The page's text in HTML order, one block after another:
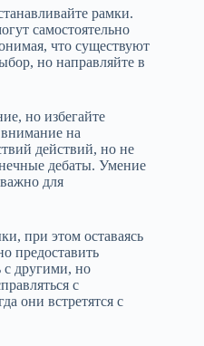
рамки.
самостоятельно
что существуют
но направляйте в
но избегайте
внимание на
действий, но не
дебаты. Умение
для
при этом оставаясь
предоставить
с другими, но
с
они встретятся с